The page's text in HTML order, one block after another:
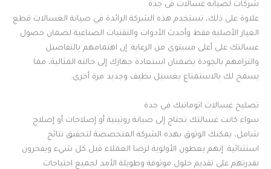
شركات لصيانه غسالات فى جدة
علاوة على ذلك، تستخدم هذه الشركة الرائدة في صيانة الغسالات قطع
الغيار الأصلية فقط وأحدث الأدوات والتقنيات الصناعية لضمان حصول
غسالتك على أعلى مستوى من الرعاية. إن اهتمامهم بالتفاصيل
والتزامهم بالجودة يضمنان استعادة جهازك إلى حالته المثالية، مما
يسمح لك بالاستمتاع بغسيل نظيف وجديد مرة أخرى.
تصليح غسالات اتوماتيك في جدة
سواء كانت غسالتك تحتاج إلى صيانة روتينية أو إصلاحات أو إصلاح
شامل، يمكنك الوثوق بهذه الشركة المتخصصة لتحقيق نتائج
استثنائية. إنهم يعطون الأولوية لرضا العملاء قبل كل شيء ويفخرون
بقدرتهم على تقديم حلول موثوقة وطويلة الأمد لجميع احتياجات